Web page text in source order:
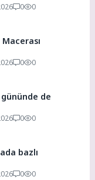
0 0
0 0
de
0 0
bazlı
0 0